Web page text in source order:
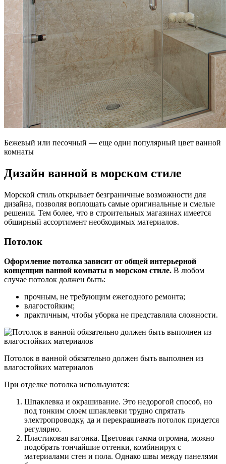
Бежевый или песочный — еще один популярный цвет ванной
комнаты
Дизайн ванной в морском стиле
Морской стиль открывает безграничные возможности для
дизайна, позволяя воплощать самые оригинальные и смелые
решения. Тем более, что в строительных магазинах имеется
обширный ассортимент необходимых материалов.
Потолок
Оформление потолка зависит от общей интерьерной
концепции ванной комнаты в морском стиле. В любом
случае потолок должен быть:
прочным, не требующим ежегодного ремонта;
влагостойким;
практичным, чтобы уборка не представляла сложности.
Потолок в ванной обязательно должен быть выполнен из
влагостойких материалов
При отделке потолка используются:
Шпаклевка и окрашивание. Это недорогой способ, но
под тонким слоем шпаклевки трудно спрятать
электропроводку, да и перекрашивать потолок придется
регулярно.
Пластиковая вагонка. Цветовая гамма огромна, можно
подобрать тончайшие оттенки, комбинируя с
материалами стен и пола. Однако швы между панелями